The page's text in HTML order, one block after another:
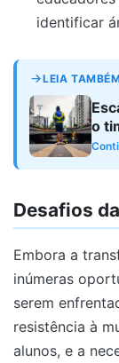
identificar
LEIA
o
Desafios
Embora a
inúmeras
serem
resistência à
alunos, e a